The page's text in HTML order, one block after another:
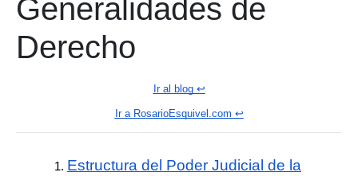
Generalidades de
Derecho
Ir al blog ↩️
Ir a RosarioEsquivel.com ↩️
Estructura del Poder Judicial de la